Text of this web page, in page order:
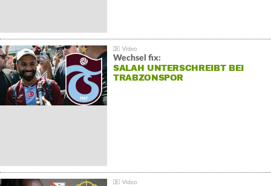
Wechsel fix:
SALAH UNTERSCHREIBT BEI
TRABZONSPOR